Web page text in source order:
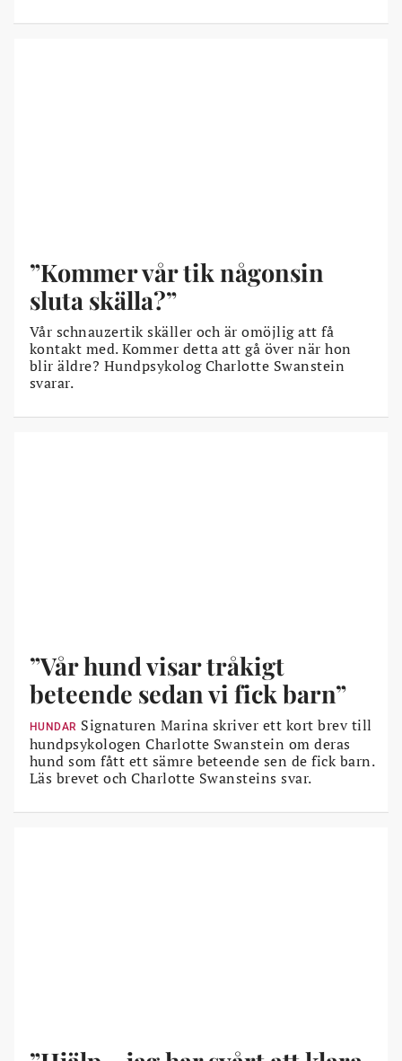
”Kommer vår tik någonsin
sluta skälla?”
Vår schnauzertik skäller och är omöjlig att få
kontakt med. Kommer detta att gå över när hon
blir äldre? Hundpsykolog Charlotte Swanstein
svarar.
”Vår hund visar tråkigt
beteende sedan vi fick barn”
HUNDAR Signaturen Marina skriver ett kort brev till
hundpsykologen Charlotte Swanstein om deras
hund som fått ett sämre beteende sen de fick barn.
Läs brevet och Charlotte Swansteins svar.